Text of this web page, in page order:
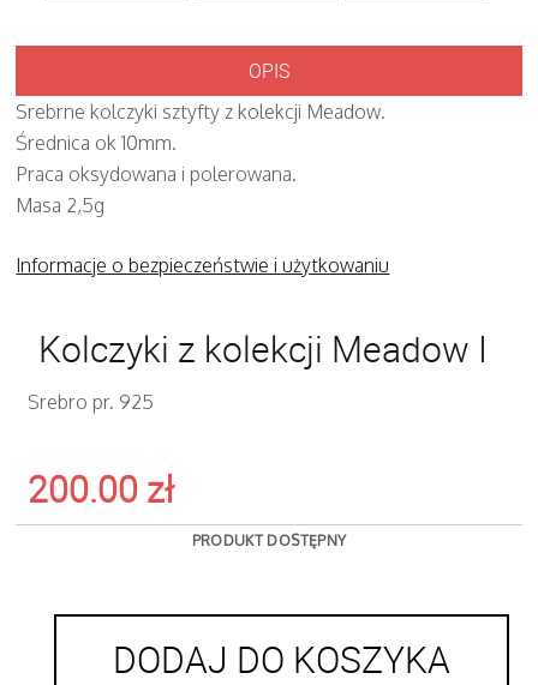
OPIS
Srebrne kolczyki sztyfty z kolekcji Meadow.
Średnica ok 10mm.
Praca oksydowana i polerowana.
Masa 2,5g
Informacje o bezpieczeństwie i użytkowaniu
Kolczyki z kolekcji Meadow I
Srebro pr. 925
200.00 zł
PRODUKT DOSTĘPNY
DODAJ DO KOSZYKA